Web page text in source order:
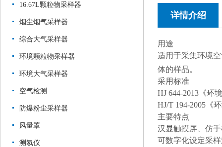
16.67L颗粒物采样器
烟尘烟气采样器
综合大气采样器
环境颗粒物采样器
环境大气采样器
空气检测
防爆粉尘采样器
风量罩
测氡仪
详情介绍
用途
适用于采集环境
体的样品。
采用标准
HJ 644-2013《环
HJ/T 194-2005《
主要特点
汉显触摸屏、仿
可数字化设定采